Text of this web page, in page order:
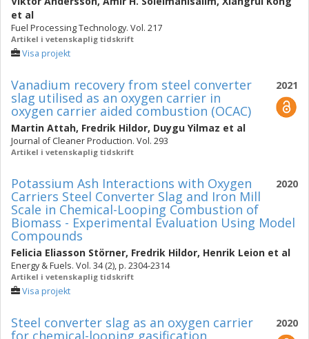
et al
Fuel Processing Technology. Vol. 217
Artikel i vetenskaplig tidskrift
Visa projekt
2021
Vanadium recovery from steel converter
slag utilised as an oxygen carrier in
oxygen carrier aided combustion (OCAC)
Martin Attah, Fredrik Hildor, Duygu Yilmaz et al
Journal of Cleaner Production. Vol. 293
Artikel i vetenskaplig tidskrift
2020
Potassium Ash Interactions with Oxygen
Carriers Steel Converter Slag and Iron Mill
Scale in Chemical-Looping Combustion of
Biomass - Experimental Evaluation Using Model
Compounds
Felicia Eliasson Störner, Fredrik Hildor, Henrik Leion et al
Energy & Fuels. Vol. 34 (2), p. 2304-2314
Artikel i vetenskaplig tidskrift
Visa projekt
2020
Steel converter slag as an oxygen carrier
for chemical-looping gasification